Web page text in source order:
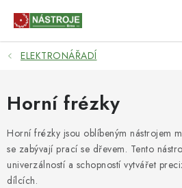
NÁSTROJE
AKCE
BRUSIVO
ELEKTRONÁŘADÍ
ELEKTRONÁŘADÍ
Horní frézky
Horní frézky jsou oblíbeným nástrojem
se zabývají prací se dřevem. Tento
univerzálností a schopností vytvářet
dílcích.